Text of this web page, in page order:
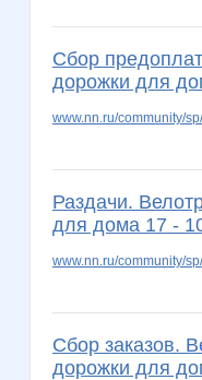
Сбор
дорожки для
www.nn.ru/community/
Раздачи.
для дома 17 -
www.nn.ru/community/
Сбор заказов.
дорожки для